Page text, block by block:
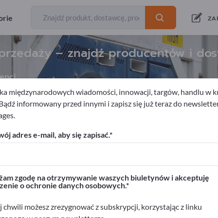
– znajdź producentów i
instytucji
Exportpages!
>> zacznij tutaj
na Exportpages.
opublikuj tutaj
międzynarodowych wiadomości, innowacji, targów, handlu w
informowany przed innymi i zapisz się już teraz do
adres e-mail, aby się zapisać.
zgodę na otrzymywanie waszych biuletynów i akceptuję
o ochronie danych osobowych.
chwili możesz zrezygnować z subskrypcji, korzystając z linku